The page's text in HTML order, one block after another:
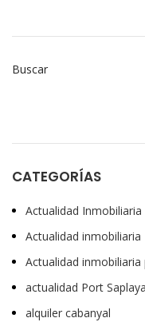
Buscar
CATEGORÍAS
Actualidad Inmobiliaria
Actualidad inmobiliaria
Actualidad
actualidad Port Saplaya
alquiler cabanyal